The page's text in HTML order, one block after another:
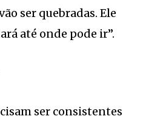
ser quebradas. Ele
até onde pode ir”.
ser consistentes